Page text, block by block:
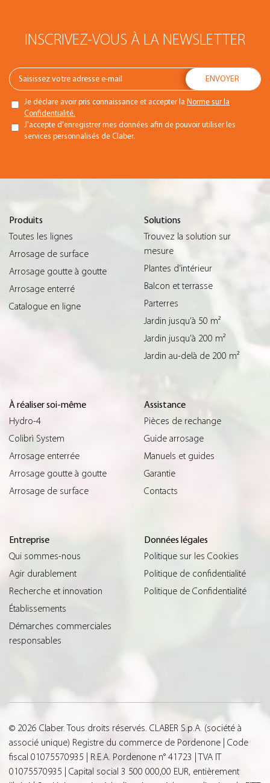
INSCRIVEZ-VOUS À LA NEWSLETTER
Je déclare avoir pris connaissance et accepter la Norme sur la
Confidentialité.
J'accepte d'enregistrer mes données afin de pouvoir utiliser les
services personnalisés de Claber.
Produits
Toutes les lignes
Arrosage de surface
Arrosage goutte à goutte
Arrosage enterré
Catalogue en ligne
Solutions
Trouvez la solution sur
mesure
Plantes d’intérieur
Balcon et terrasse
Parterres
Jardin jusqu’à 50 m²
Jardin jusqu’à 200 m²
Jardin au-delà de 200 m²
À réaliser soi-même
Hydro-4
Colibrì System
Arrosage enterrée
Arrosage goutte à goutte
Arrosage de surface
Assistance
Pièces de rechange
Guide arrosage
Manuels et guides
Garantie
Contacts
Entreprise
Qui sommes-nous
Agir durablement
Recherche et innovation
Établissements
Démarches commerciales
responsables
Données légales
Politique sur les Cookies
Politique de confidentialité
Politique de Confidentialité
© 2026 Claber. Tous droits réservés. CLABER S.p.A. (société à
associé unique) Registre du commerce de Pordenone | Code
fiscal 01075570935 | R.E.A. Pordenone n° 41723 | TVA IT
01075570935 | Capital social 3 500 000,00 EUR, entièrement